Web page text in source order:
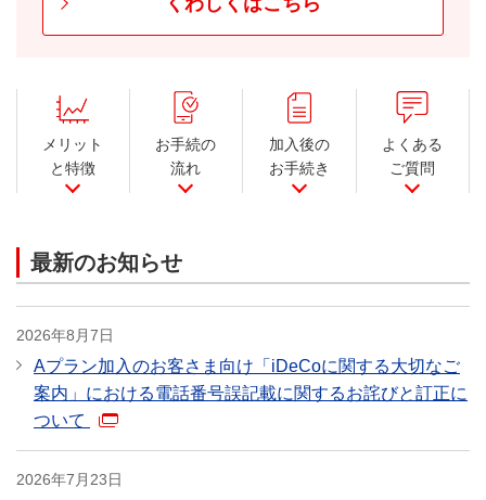
メリット
と特徴
お手続の
流れ
加入後の
お手続き
よくある
ご質問
最新のお知らせ
2026年8月7日
Aプラン加入のお客さま向け「iDeCoに関する大切なご
案内」における電話番号誤記載に関するお詫びと訂正に
ついて
2026年7月23日